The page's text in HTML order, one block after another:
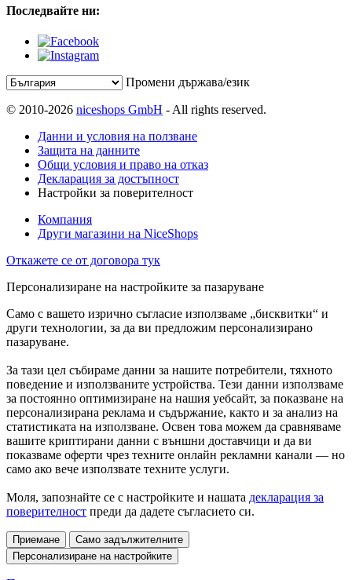
Последвайте ни:
Промени държава/език
© 2010-2026 niceshops GmbH - All rights reserved.
Данни и условия на ползване
Защита на данните
Общи условия и право на отказ
Декларация за достъпност
Настройки за поверителност
Компания
Други магазини на NiceShops
Откажете се от договора тук
Персонализиране на настройките за пазаруване
Само с вашето изрично съгласие използваме „бисквитки“ и
други технологии, за да ви предложим персонализирано
пазаруване.
За тази цел събираме данни за нашите потребители, тяхното
поведение и използваните устройства. Тези данни използваме
за постоянно оптимизиране на нашия уебсайт, за показване на
персонализирана реклама и съдържание, както и за анализ на
статистиката на използване. Освен това можем да сравняваме
вашите криптирани данни с външни доставчици и да ви
показваме оферти чрез техните онлайн рекламни канали — но
само ако вече използвате техните услуги.
Моля, запознайте се с настройките и нашата декларация за
поверителност преди да дадете съгласието си.
Приемане
Само задължителните
Персонализиране на настройките